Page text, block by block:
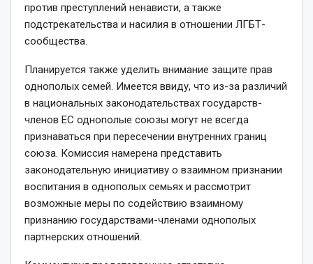
против преступлений ненависти, а также
подстрекательства и насилия в отношении ЛГБТ-
сообщества.
Планируется также уделить внимание защите прав
однополых семей. Имеется ввиду, что из-за различий
в национальных законодательствах государств-
членов ЕС однополые союзы могут не всегда
признаваться при пересечении внутренних границ
союза. Комиссия намерена представить
законодательную инициативу о взаимном признании
воспитания в однополых семьях и рассмотрит
возможные меры по содействию взаимному
признанию государствами-членами однополых
партнерских отношений.